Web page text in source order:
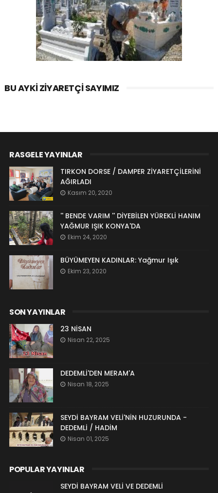
BU AYKI ZIYARETÇI SAYIMIZ
RASGELE YAYINLAR
TIRKON DORSE / DAMPER ZİYARETÇİLERİNİ
AĞIRLADI
Kasım 20, 2020
'' BENDE VARIM '' DİYEBİLEN YÜREKLİ HANIM
YAĞMUR IŞIK KONYA'DA
Ekim 24, 2020
BÜYÜMEYEN KADINLAR: Yağmur Işık
Ekim 23, 2020
SON YAYINLAR
23 NİSAN
Nisan 22, 2025
DEDEMLİ'DEN MERAM'A
Nisan 18, 2025
SEYDİ BAYRAM VELİ'NİN HUZURUNDA -
DEDEMLİ / HADİM
Nisan 01, 2025
POPULAR YAYINLAR
SEYDİ BAYRAM VELİ VE DEDEMLİ